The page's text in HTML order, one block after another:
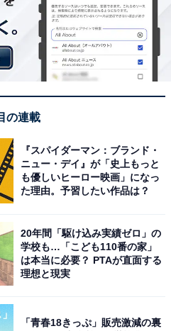
・10日・15日・20日・25
を実施。対象日にエントリ
が特別価格になるほか、ポ
付く場合もあります。旅行
ひこの機会を活用しましょ
ャンペーンを見る
の連載
『スパイダーマン：ブランド・
ニュー・デイ』が「史上もっと
も優しいヒーロー映画」になっ
た理由。予習したい作品は？
20年間「駆け込み実績ゼロ」の
学校も…「こども110番の家」
は本当に必要？ PTAが直面する
理想と現実
「青春18きっぷ」販売激減の裏